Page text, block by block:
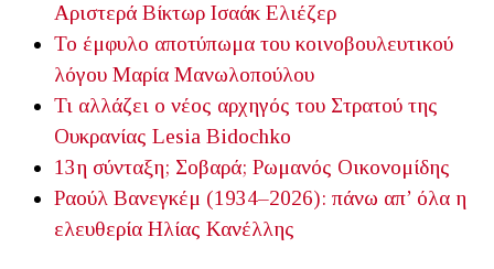
Αριστερά Βίκτωρ Ισαάκ Ελιέζερ
Το έμφυλο αποτύπωμα του κοινοβουλευτικού
λόγου Μαρία Μανωλοπούλου
Τι αλλάζει ο νέος αρχηγός του Στρατού της
Ουκρανίας Lesia Bidochko
13η σύνταξη; Σοβαρά; Ρωμανός Οικονομίδης
Ραούλ Βανεγκέμ (1934–2026): πάνω απ’ όλα η
ελευθερία Ηλίας Κανέλλης